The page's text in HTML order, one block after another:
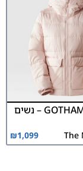
The
₪1,099